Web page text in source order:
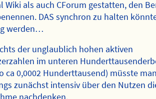
Wiki als auch CForum gestatten, den
DAS synchron zu halten
werden…
der unglaublich hohen aktiven
im unteren
ca 0,0002 Hunderttausend) müsste
zunächst intensiv über den Nutzen